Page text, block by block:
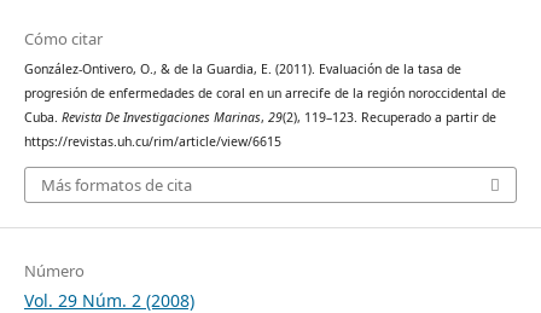
Cómo citar
González-Ontivero, O., & de la Guardia, E. (2011). Evaluación de la tasa de
progresión de enfermedades de coral en un arrecife de la región noroccidental de
Cuba. Revista De Investigaciones Marinas, 29(2), 119–123. Recuperado a partir de
https://revistas.uh.cu/rim/article/view/6615
Más formatos de cita
Número
Vol. 29 Núm. 2 (2008)